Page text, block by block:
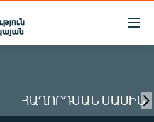
ՀԱՂՈՐԴՄԱՆ ՄԱՍԻՆ